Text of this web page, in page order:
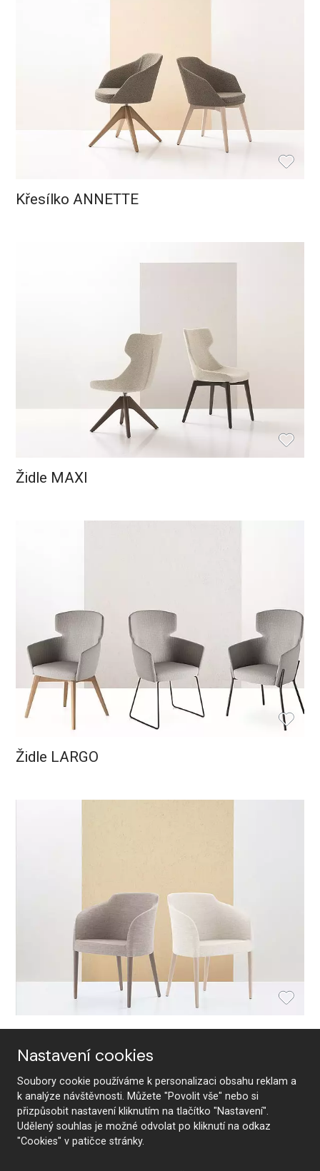
Křesílko ANNETTE
Židle MAXI
Židle LARGO
Nastavení cookies
Soubory cookie používáme k personalizaci obsahu reklam a
k analýze návštěvnosti. Můžete "Povolit vše" nebo si
přizpůsobit nastavení kliknutím na tlačítko "Nastavení".
Udělený souhlas je možné odvolat po kliknutí na odkaz
"Cookies" v patičce stránky.